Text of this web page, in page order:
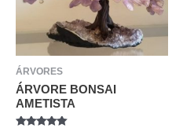
ÁRVORES
ÁRVORE BONSAI
AMETISTA